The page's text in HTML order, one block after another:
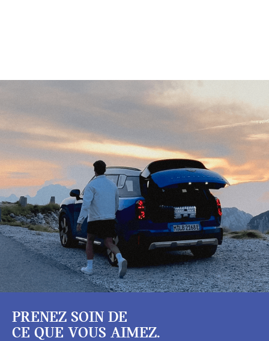
PRENEZ SOIN DE
CE QUE VOUS AIMEZ.